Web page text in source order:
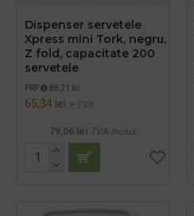
Dispenser servetele
Xpress mini Tork, negru,
Z fold, capacitate 200
servetele
PRP 88,21 lei
65,34 lei + TVA
79,06 lei TVA inclus